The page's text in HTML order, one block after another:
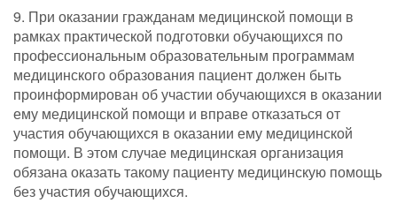
9. При оказании гражданам медицинской помощи в
рамках практической подготовки обучающихся по
профессиональным образовательным программам
медицинского образования пациент должен быть
проинформирован об участии обучающихся в оказании
ему медицинской помощи и вправе отказаться от
участия обучающихся в оказании ему медицинской
помощи. В этом случае медицинская организация
обязана оказать такому пациенту медицинскую помощь
без участия обучающихся.